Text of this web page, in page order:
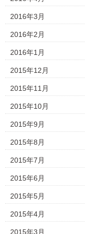
2016年3月
2016年2月
2016年1月
2015年12月
2015年11月
2015年10月
2015年9月
2015年8月
2015年7月
2015年6月
2015年5月
2015年4月
2015年3月